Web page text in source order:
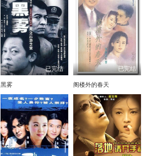
已完结
黑雾
已完结
阁楼外的春天